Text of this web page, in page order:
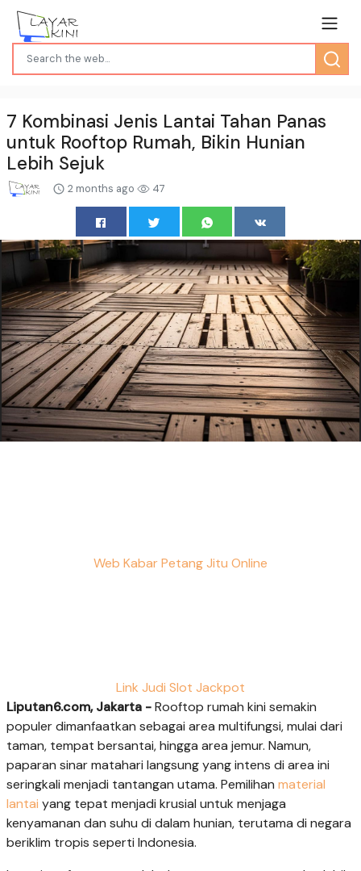
7 Kombinasi Jenis Lantai Tahan Panas
untuk Rooftop Rumah, Bikin Hunian
Lebih Sejuk
2 months ago 47
Web Kabar Petang Jitu Online
Link Judi Slot Jackpot
Liputan6.com, Jakarta -Rooftop rumah kini semakin
populer dimanfaatkan sebagai area multifungsi, mulai dari
taman, tempat bersantai, hingga area jemur. Namun,
paparan sinar matahari langsung yang intens di area ini
seringkali menjadi tantangan utama. Pemilihan material
lantai yang tepat menjadi krusial untuk menjaga
kenyamanan dan suhu di dalam hunian, terutama di negara
beriklim tropis seperti Indonesia.